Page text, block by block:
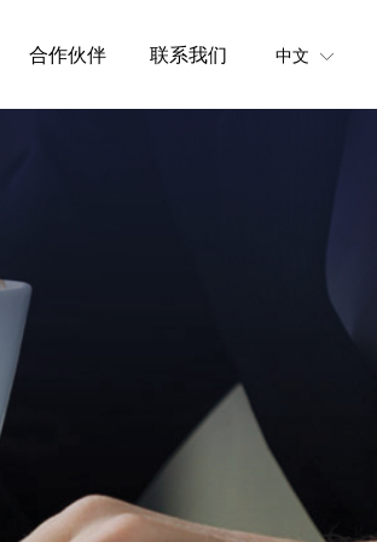
合作伙伴 联系我们 ꀅ
中文